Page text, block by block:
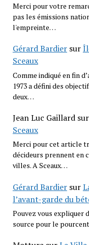
Merci pour votre
pas les émissions
l'empreinte…
Gérard Bardiersur
Sceaux
Comme indiqué en fin
1973 a défini des
deux…
Jean Luc Gaillardsur
Sceaux
Merci pour cet article
décideurs prennent en
villes. A Sceaux…
Gérard Bardiersur
l’avant-garde du
Pouvez vous expliquer
source pour le